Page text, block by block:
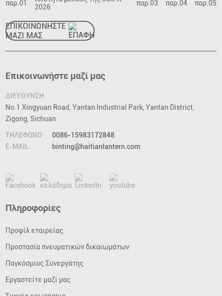
ΕΠΙΚΟΙΝΩΝΗΣΤΕ
ΜΑΖΙ ΜΑΣ
Επικοινωνήστε μαζί μας
ΔΙΕΥΘΥΝΣΗ
No.1 Xingyuan Road, Yantan Industrial Park, Yantan District,
Zigong, Sichuan
ΤΗΛΕΦΩΝΟ
0086-15983172848
E-MAIL
binting@haitianlantern.com
Πληροφορίες
Προφίλ εταιρείας
Προστασία πνευματικών δικαιωμάτων
Παγκόσμιος Συνεργάτης
Εργαστείτε μαζί μας